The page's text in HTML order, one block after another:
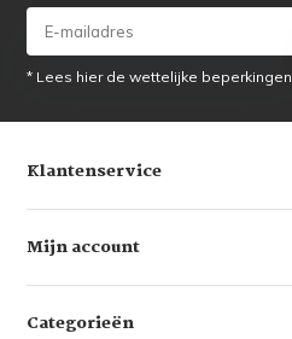
* Lees hier de wettelijke beperkingen
Klantenservice
Mijn account
Categorieën